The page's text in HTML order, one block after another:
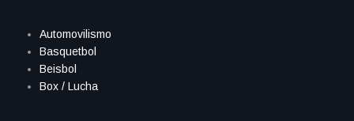
Automovilismo
Basquetbol
Beisbol
Box / Lucha